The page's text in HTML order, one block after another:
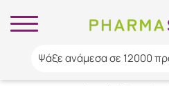
Ψάξε ανάμεσα σε 12000